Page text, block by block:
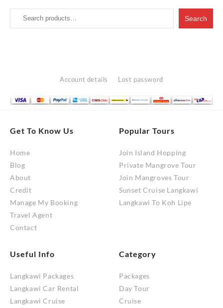
Search
for:
Search
Account details Lost password
Get To Know Us
Home
Blog
About
Credit
Manage My Booking
Travel Agent
Contact
Popular Tours
Join Island Hopping
Private Mangrove Tour
Join Mangroves Tour
Sunset Cruise Langkawi
Langkawi To Koh Lipe
Useful Info
Langkawi Packages
Langkawi Car Rental
Langkawi Cruise
Category
Packages
Day Tour
Cruise